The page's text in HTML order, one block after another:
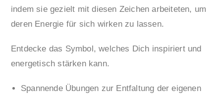
indem sie gezielt mit diesen Zeichen arbeiteten, um
deren Energie für sich wirken zu lassen.
Entdecke das Symbol, welches Dich inspiriert und
energetisch stärken kann.
Spannende Übungen zur Entfaltung der eigenen